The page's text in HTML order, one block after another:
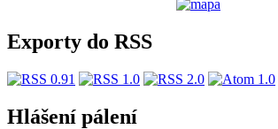
Exporty do RSS
Hlášení pálení